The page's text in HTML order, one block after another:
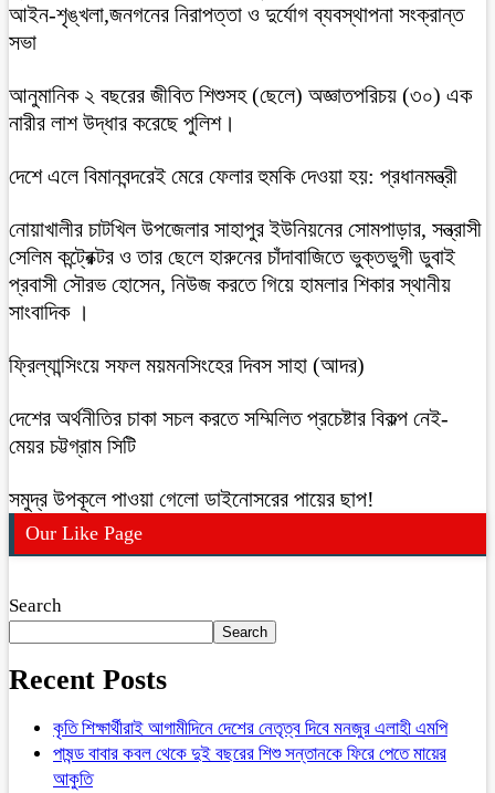
আইন-শৃঙ্খলা,জনগনের নিরাপত্তা ও দুর্যোগ ব্যবস্থাপনা সংক্রান্ত
সভা
আনুমানিক ২ বছরের জীবিত শিশুসহ (ছেলে) অজ্ঞাতপরিচয় (৩০) এক
নারীর লাশ উদ্ধার করেছে পুলিশ।
দেশে এলে বিমানবন্দরেই মেরে ফেলার হুমকি দেওয়া হয়: প্রধানমন্ত্রী
নোয়াখালীর চাটখিল উপজেলার সাহাপুর ইউনিয়নের সোমপাড়ার, সন্ত্রাসী
সেলিম কন্ট্রেক্টর ও তার ছেলে হারুনের চাঁদাবাজিতে ভুক্তভুগী ডুবাই
প্রবাসী সৌরভ হোসেন, নিউজ করতে গিয়ে হামলার শিকার স্থানীয়
সাংবাদিক ।
ফ্রিল্যান্সিংয়ে সফল ময়মনসিংহের দিবস সাহা (আদর)
দেশের অর্থনীতির চাকা সচল করতে সম্মিলিত প্রচেষ্টার বিকল্প নেই-
মেয়র চট্টগ্রাম সিটি
সমুদ্র উপকূলে পাওয়া গেলো ডাইনোসরের পায়ের ছাপ!
Our Like Page
Search
Search
Recent Posts
কৃতি শিক্ষার্থীরাই আগামীদিনে দেশের নেতৃত্ব দিবে মনজুর এলাহী এমপি
পাষন্ড বাবার কবল থেকে দুই বছরের শিশু সন্তানকে ফিরে পেতে মায়ের
আকুতি